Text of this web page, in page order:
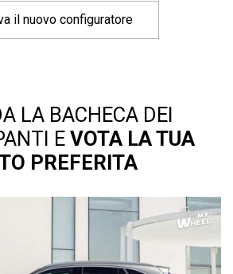
il nuovo configuratore
LA BACHECA DEI
E VOTA LA TUA
PREFERITA